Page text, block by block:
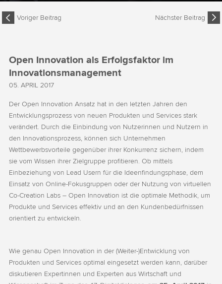
Nächster Beitrag
Voriger Beitrag
Open Innovation als Erfolgsfaktor im
Innovationsmanagement
05. APRIL 2017
Der Open Innovation Ansatz hat in den letzten Jahren den
Entwicklungsprozess von neuen Produkten und Services stark
verändert. Durch die Einbindung von Nutzerinnen und Nutzern in
den Innovationsprozess, können sich Unternehmen
Wettbewerbsvorteile gegenüber ihrer Konkurrenz sichern, indem
sie vom Wissen ihrer Zielgruppe profitieren. Ob mittels
Einbeziehung von Lead Usern für die Ideenfindungsphase, dem
Einsatz von Online-Fokusgruppen oder der Nutzung von virtuellen
Co-Creation Labs – Open Innovation ist die optimale Methodik, um
Produkte und Services effektiv und an den Kundenbedürfnissen
orientiert zu entwickeln.
Wie genau Open Innovation in der (Weiter-)Entwicklung von
Produkten und Services optimal eingesetzt werden kann, darüber
diskutieren Expertinnen und Experten aus Wirtschaft und